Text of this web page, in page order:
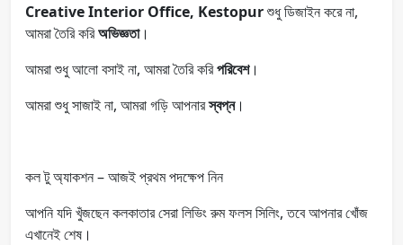
Creative Interior Office, Kestopurশুধু ডিজাইন করে না,
আমরা তৈরি করিঅভিজ্ঞতা।
আমরা শুধু আলো বসাই না, আমরা তৈরি করিপরিবেশ।
আমরা শুধু সাজাই না, আমরা গড়ি আপনারস্বপ্ন।
কল টু অ্যাকশন – আজই প্রথম পদক্ষেপ নিন
আপনি যদি খুঁজছেন কলকাতার সেরা লিভিং রুম ফলস সিলিং, তবে আপনার খোঁজ
এখানেই শেষ।